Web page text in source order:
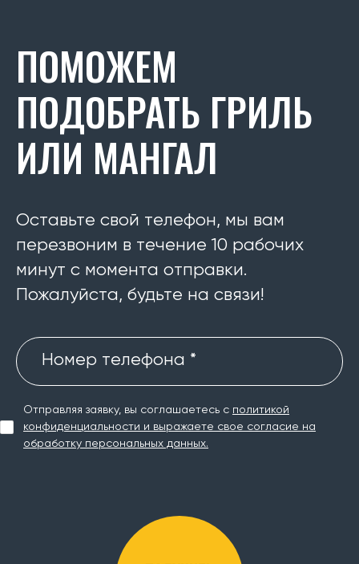
ПОМОЖЕМ
ПОДОБРАТЬ ГРИЛЬ
ИЛИ МАНГАЛ
Оставьте свой телефон, мы вам
перезвоним в течение 10 рабочих
минут с момента отправки.
Пожалуйста, будьте на связи!
Номер телефона *
Отправляя заявку, вы соглашаетесь с политикой
конфиденциальности и выражаете свое согласие на
обработку персональных данных.